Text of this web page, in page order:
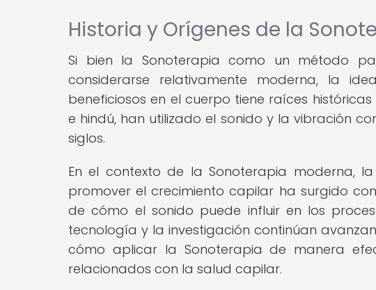
Historia y Orígenes de la
Si bien la Sonoterapia como un método
considerarse relativamente moderna, la
beneficiosos en el cuerpo tiene raíces
e hindú, han utilizado el sonido y la vibración
siglos.
En el contexto de la Sonoterapia moderna,
promover el crecimiento capilar ha surgido
de cómo el sonido puede influir en los
tecnología y la investigación continúan
cómo aplicar la Sonoterapia de manera
relacionados con la salud capilar.